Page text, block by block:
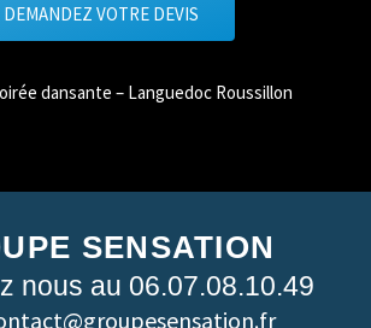
DEMANDEZ VOTRE DEVIS
dansante – Languedoc Roussillon
SENSATION
nous au 06.07.08.10.49